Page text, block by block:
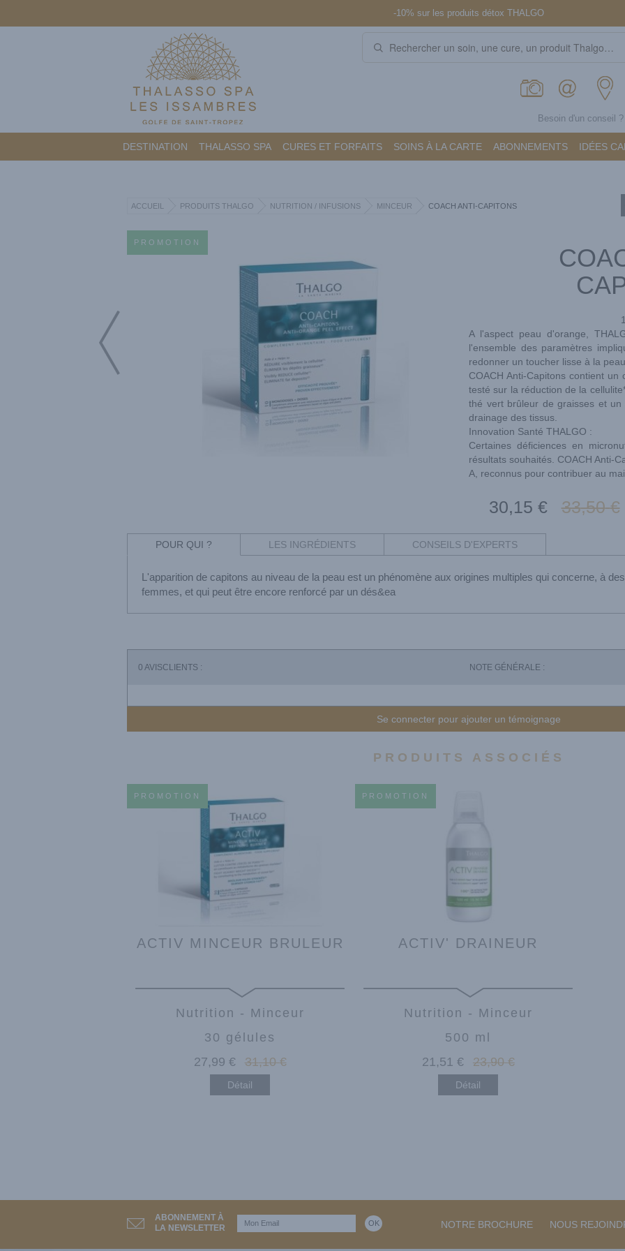
DESTINATION THALASSO SPA CURES ET FORFAITS SOINS À LA CARTE ABONNEMENTS IDÉES
-10% sur les produits détox THALGO
Besoin d'un conseil ?
ACCUEIL PRODUITS THALGO NUTRITION / INFUSIONS MINCEUR COACH ANTI-CAPITONS
PROMOTION
A l'aspect peau d'orange,
l'ensemble des paramètres
redonner un toucher lisse à la peau.
COACH Anti-Capitons contient
testé sur la réduction de la
thé vert brûleur de graisses et
drainage des tissus.
Innovation Santé THALGO :
Certaines déficiences en
résultats souhaités. COACH Anti-
A, reconnus pour contribuer au
30,15 € 33,50 €
POUR QUI ? LES INGRÉDIENTS CONSEILS D'EXPERTS
L'apparition de capitons au niveau de la peau est un phénomène aux origines multiples qui concerne, à
femmes, et qui peut être encore renforcé par un dés&ea
0 AVISCLIENTS : NOTE GÉNÉRALE :
Se connecter pour ajouter un témoignage
PRODUITS ASSOCIÉS
PROMOTION
ACTIV MINCEUR BRULEUR
Nutrition - Minceur
30 gélules
27,99 € 31,10 €
Détail
PROMOTION
ACTIV' DRAINEUR
Nutrition - Minceur
500 ml
21,51 € 23,90 €
Détail
ABONNEMENT À
LA NEWSLETTER
NOTRE BROCHURE NOUS